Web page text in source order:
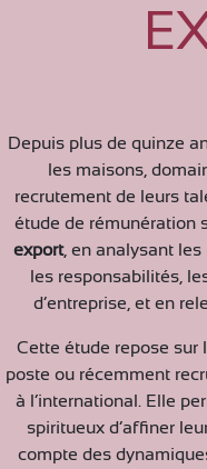
Depuis plus de quinze
les maisons,
recrutement de leurs
étude de rémunération
export, en analysant
les responsabilités,
d’entreprise, et en
Cette étude repose sur
poste ou récemment
à l’international. Elle
spiritueux d’affiner
compte des